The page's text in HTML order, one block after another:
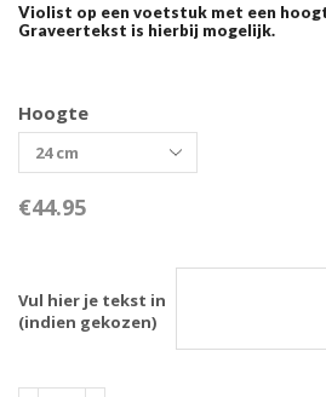
Violist op een voetstuk met een
Graveertekst is hierbij mogelijk.
Hoogte
€44.95
Vul hier je tekst in
(indien gekozen)